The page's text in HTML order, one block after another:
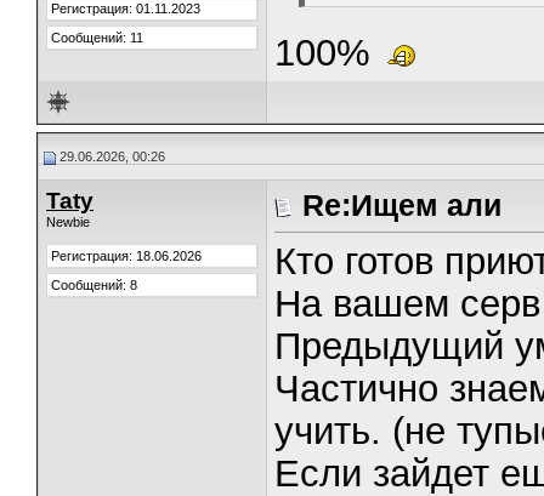
Регистрация: 01.11.2023
Сообщений: 11
100%
29.06.2026, 00:26
Taty
Newbie
Регистрация: 18.06.2026
Сообщений: 8
Re:Ищем али
Кто готов
На вашем серв
Предыдущий
Частично
учить. (не
Если зайдет